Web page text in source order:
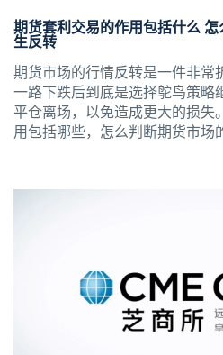
期货套利交易的作用包括什么
生反转
期货市场的行情反转是一件非常
一路下跌后到底是选择鸵鸟策略
平仓离场，以免造成更大的损失
用包括哪些，怎么判断期货市场